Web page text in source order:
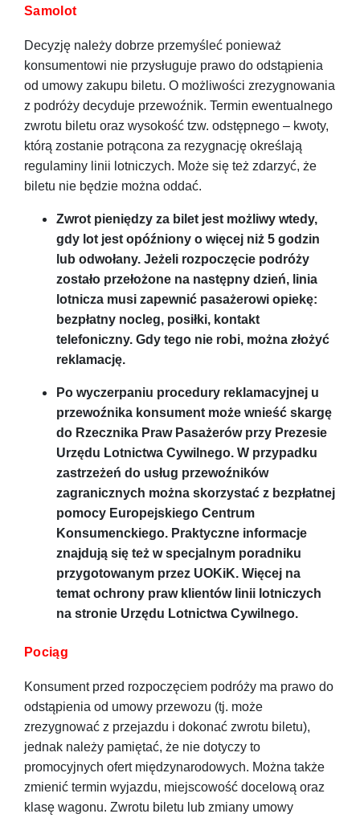
Samolot
Decyzję należy dobrze przemyśleć ponieważ
konsumentowi nie przysługuje prawo do odstąpienia
od umowy zakupu biletu. O możliwości zrezygnowania
z podróży decyduje przewoźnik. Termin ewentualnego
zwrotu biletu oraz wysokość tzw. odstępnego – kwoty,
którą zostanie potrącona za rezygnację określają
regulaminy linii lotniczych. Może się też zdarzyć, że
biletu nie będzie można oddać.
Zwrot pieniędzy za bilet jest możliwy wtedy,
gdy lot jest opóźniony o więcej niż 5 godzin
lub odwołany. Jeżeli rozpoczęcie podróży
zostało przełożone na następny dzień, linia
lotnicza musi zapewnić pasażerowi opiekę:
bezpłatny nocleg, posiłki, kontakt
telefoniczny. Gdy tego nie robi, można złożyć
reklamację.
Po wyczerpaniu procedury reklamacyjnej u
przewoźnika konsument może wnieść skargę
do Rzecznika Praw Pasażerów przy Prezesie
Urzędu Lotnictwa Cywilnego. W przypadku
zastrzeżeń do usług przewoźników
zagranicznych można skorzystać z bezpłatnej
pomocy Europejskiego Centrum
Konsumenckiego. Praktyczne informacje
znajdują się też w specjalnym poradniku
przygotowanym przez UOKiK. Więcej na
temat ochrony praw klientów linii lotniczych
na stronie Urzędu Lotnictwa Cywilnego.
Pociąg
Konsument przed rozpoczęciem podróży ma prawo do
odstąpienia od umowy przewozu (tj. może
zrezygnować z przejazdu i dokonać zwrotu biletu),
jednak należy pamiętać, że nie dotyczy to
promocyjnych ofert międzynarodowych. Można także
zmienić termin wyjazdu, miejscowość docelową oraz
klasę wagonu. Zwrotu biletu lub zmiany umowy